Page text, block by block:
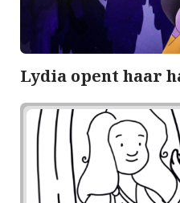
Lydia opent haar